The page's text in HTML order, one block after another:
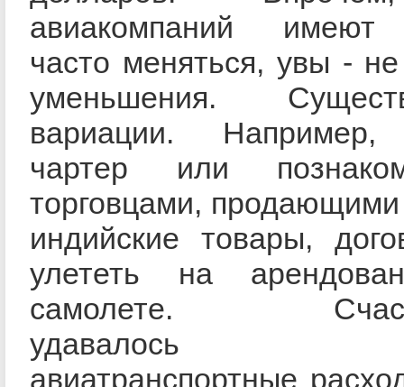
авиакомпаний имеют
часто меняться, увы -
уменьшения.
вариации. Например,
чартер или
торговцами,
индийские товары,
улететь на
самолете.
удавалось
авиатранспортные